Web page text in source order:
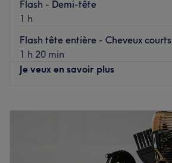
Flash - Demi-tête
1 h
Flash tête entière - Cheveux courts
1 h 20 min
Je veux en savoir plus